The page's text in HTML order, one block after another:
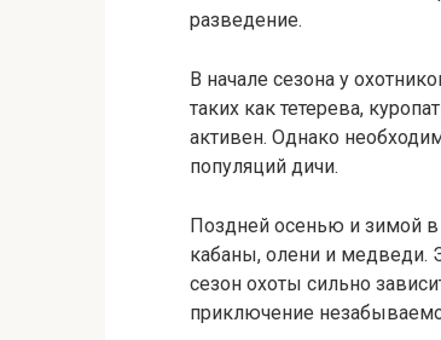
разведение.
В начале сезона у
таких как тетерева,
активен. Однако
популяций дичи.
Поздней осенью и зимой в
кабаны, олени и медведи.
сезон охоты сильно
приключение